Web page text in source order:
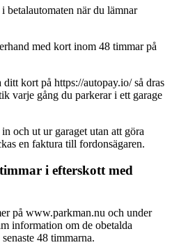
betalautomaten när du lämnar
med kort inom 48 timmar på
kort på https://autopay.io/ så dras
varje gång du parkerar i ett garage
och ut ur garaget utan att göra
en faktura till fordonsägaren.
i efterskott med
på www.parkman.nu och under
information om de obetalda
48 timmarna.